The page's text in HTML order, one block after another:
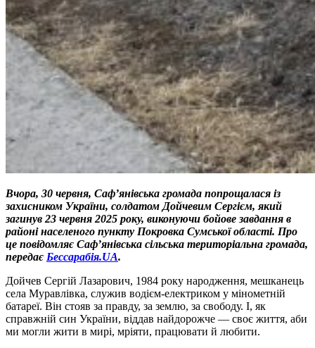
Вчора, 30 червня, Саф’янівська громада попрощалася із
захисником України, солдатом Дойчевим Сергієм, який
загинув 23 червня 2025 року, виконуючи бойове завдання в
районі населеного пункту Покровка Сумської області. Про
це повідомляє Саф’янівська сільська територіальна громада,
передає Бессарабія.UА.
Дойчев Сергій Лазарович, 1984 року народження, мешканець
села Муравлівка, служив водієм-електриком у мінометній
батареї. Він стояв за правду, за землю, за свободу. І, як
справжній син України, віддав найдорожче — своє життя, аби
ми могли жити в мирі, мріяти, працювати й любити.